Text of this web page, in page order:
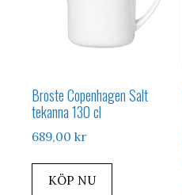
Broste Copenhagen Salt
tekanna 130 cl
689,00 kr
KÖP NU